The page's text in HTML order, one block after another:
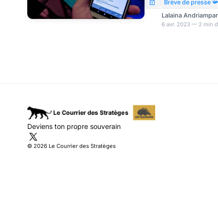
au « QR supporter » :
numérique qui, dès
Brève de presse 📯
Lalaina
6 avr. 2023 — 2 min
Deviens ton propre souverain
© 2026 Le Courrier des Stratèges